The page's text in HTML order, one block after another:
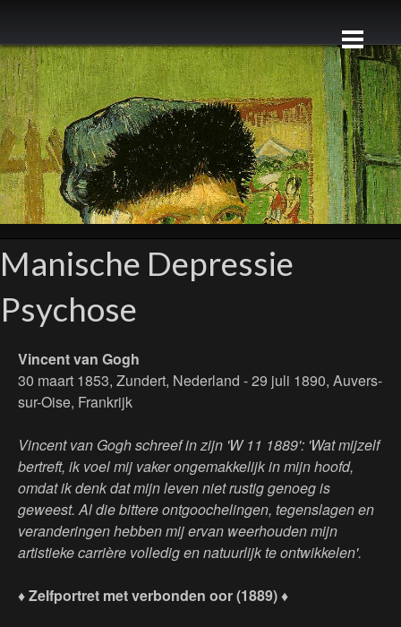
Manische Depressie
Psychose
Vincent van Gogh
30 maart 1853, Zundert, Nederland - 29 juli 1890, Auvers-
sur-Oise, Frankrijk
Vincent van Gogh schreef in zijn 'W 11 1889': 'Wat mijzelf
bertreft, ik voel mij vaker ongemakkelijk in mijn hoofd,
omdat ik denk dat mijn leven niet rustig genoeg is
geweest. Al die bittere ontgoochelingen, tegenslagen en
veranderingen hebben mij ervan weerhouden mijn
artistieke carrière volledig en natuurlijk te ontwikkelen'.
♦ Zelfportret met verbonden oor (1889) ♦